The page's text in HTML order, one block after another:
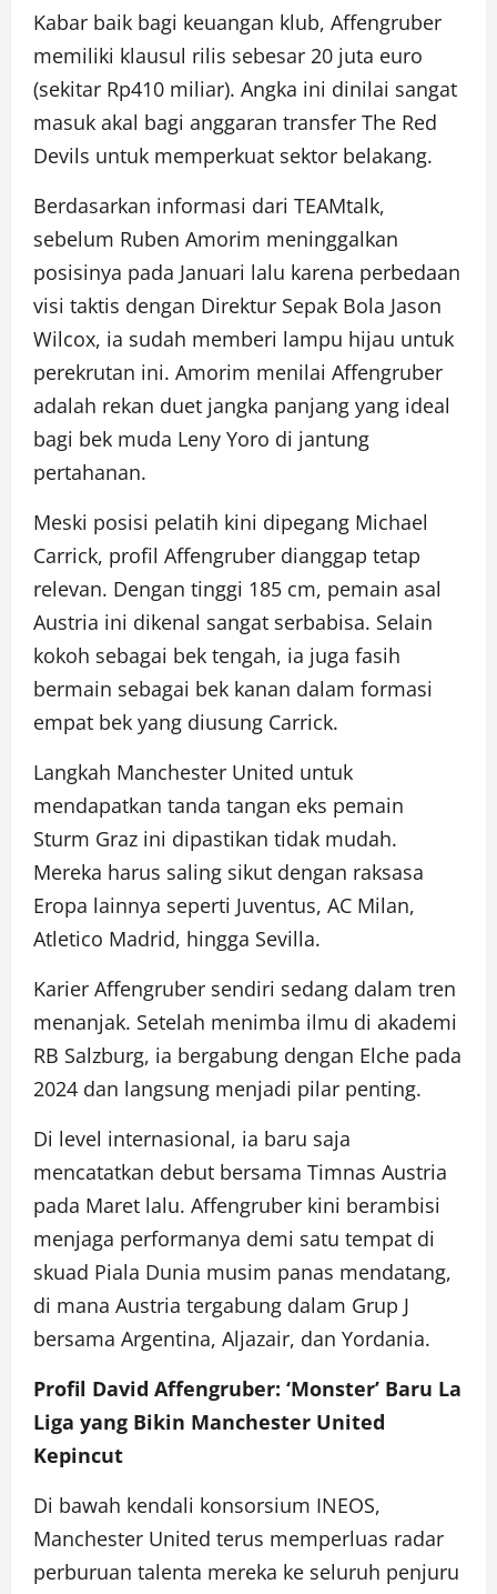
Kabar baik bagi keuangan klub, Affengruber
memiliki klausul rilis sebesar 20 juta euro
(sekitar Rp410 miliar). Angka ini dinilai sangat
masuk akal bagi anggaran transfer The Red
Devils untuk memperkuat sektor belakang.
Berdasarkan informasi dari TEAMtalk,
sebelum Ruben Amorim meninggalkan
posisinya pada Januari lalu karena perbedaan
visi taktis dengan Direktur Sepak Bola Jason
Wilcox, ia sudah memberi lampu hijau untuk
perekrutan ini. Amorim menilai Affengruber
adalah rekan duet jangka panjang yang ideal
bagi bek muda Leny Yoro di jantung
pertahanan.
Meski posisi pelatih kini dipegang Michael
Carrick, profil Affengruber dianggap tetap
relevan. Dengan tinggi 185 cm, pemain asal
Austria ini dikenal sangat serbabisa. Selain
kokoh sebagai bek tengah, ia juga fasih
bermain sebagai bek kanan dalam formasi
empat bek yang diusung Carrick.
Langkah Manchester United untuk
mendapatkan tanda tangan eks pemain
Sturm Graz ini dipastikan tidak mudah.
Mereka harus saling sikut dengan raksasa
Eropa lainnya seperti Juventus, AC Milan,
Atletico Madrid, hingga Sevilla.
Karier Affengruber sendiri sedang dalam tren
menanjak. Setelah menimba ilmu di akademi
RB Salzburg, ia bergabung dengan Elche pada
2024 dan langsung menjadi pilar penting.
Di level internasional, ia baru saja
mencatatkan debut bersama Timnas Austria
pada Maret lalu. Affengruber kini berambisi
menjaga performanya demi satu tempat di
skuad Piala Dunia musim panas mendatang,
di mana Austria tergabung dalam Grup J
bersama Argentina, Aljazair, dan Yordania.
Profil David Affengruber: ‘Monster’ Baru La
Liga yang Bikin Manchester United
Kepincut
Di bawah kendali konsorsium INEOS,
Manchester United terus memperluas radar
perburuan talenta mereka ke seluruh penjuru